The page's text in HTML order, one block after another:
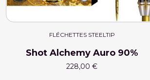
FLÉCHETTES STEELTIP
Shot Alchemy Auro 90%
228,00 €